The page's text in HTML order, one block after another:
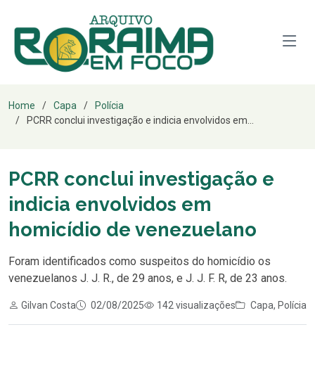
Home Capa
Polícia
PCRR conclui investigação e indicia envolvidos em...
PCRR conclui investigação e
indicia envolvidos em
homicídio de venezuelano
Foram identificados como suspeitos do homicídio os
venezuelanos J. J. R., de 29 anos, e J. J. F. R, de 23 anos.
Gilvan Costa 02/08/2025 142 visualizações Capa, Polícia